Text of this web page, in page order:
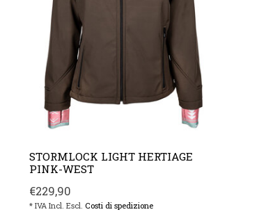
STORMLOCK LIGHT HERTIAGE
PINK-WEST
€229,90
* IVA Incl. Escl. Costi di spedizione